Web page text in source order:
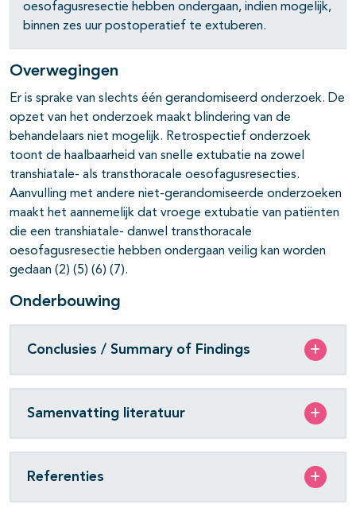
open- en dichtklappen
open- en dichtklappen
open- en dichtklappen
oesofagusresectie hebben ondergaan, indien mogelijk,
binnen zes uur postoperatief te extuberen.
Overwegingen
Er is sprake van slechts één gerandomiseerd onderzoek. De
opzet van het onderzoek maakt blindering van de
behandelaars niet mogelijk. Retrospectief onderzoek
toont de haalbaarheid van snelle extubatie na zowel
transhiatale- als transthoracale oesofagusresecties.
Aanvulling met andere niet-gerandomiseerde onderzoeken
maakt het aannemelijk dat vroege extubatie van patiënten
die een transhiatale- danwel transthoracale
oesofagusresectie hebben ondergaan veilig kan worden
gedaan (2) (5) (6) (7).
Onderbouwing
Conclusies / Summary of Findings
Samenvatting literatuur
Referenties